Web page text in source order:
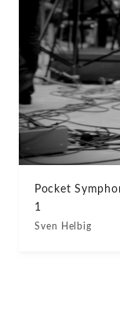
Pocket
1
Sven Helbig